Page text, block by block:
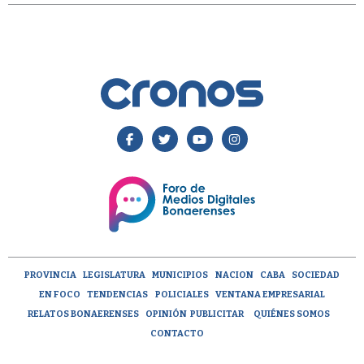
PROVINCIA LEGISLATURA MUNICIPIOS NACION CABA
SOCIEDAD
EN FOCO
TENDENCIAS POLICIALES
VENTANA EMPRESARIAL
RELATOS BONAERENSES
OPINIÓN PUBLICITAR
QUIÉNES SOMOS
CONTACTO